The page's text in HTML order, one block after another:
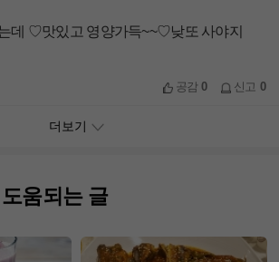
데 ♡맛있고 영양가득~~♡낮또 사야지
공감0 신고 0
더보기
도움되는 글